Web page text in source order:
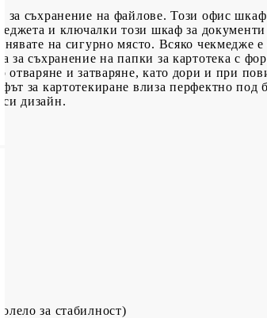
съхранение на файлове. Този офис шкаф
и ключалки този шкаф за документи
на сигурно място. Всяко чекмедже
съхранение на папки за картотека с
отваряне и затваряне, като дори и при
за картотекиране влиза перфектно
дизайн.
за стабилност)